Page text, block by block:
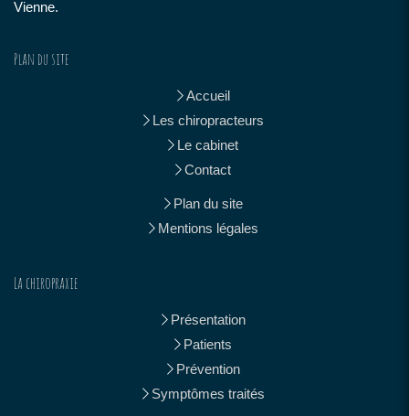
Vienne.
Plan du site
Accueil
Les chiropracteurs
Le cabinet
Contact
Plan du site
Mentions légales
La chiropraxie
Présentation
Patients
Prévention
Symptômes traités